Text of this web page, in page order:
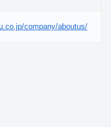
company/aboutus/